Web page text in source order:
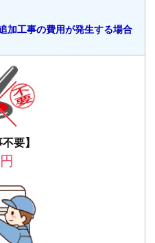
加工事の費用が発生する場合
不要】
円